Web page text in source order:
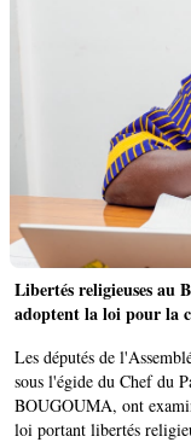
Libertés religieuses au
adoptent la loi pour la
Les députés de
sous l'égide du Chef du
BOUGOUMA, ont
loi portant libertés